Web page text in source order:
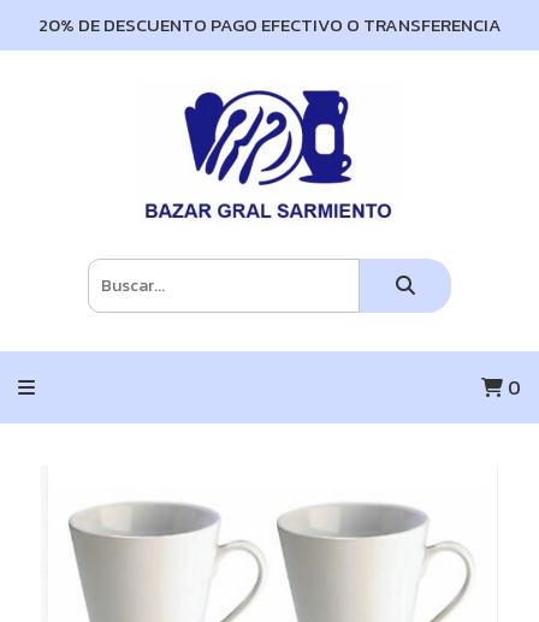
20% DE DESCUENTO PAGO EFECTIVO O TRANSFERENCIA
0